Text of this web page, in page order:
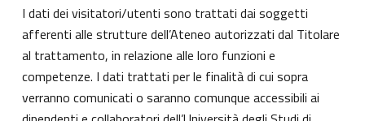
I dati dei visitatori/utenti sono trattati dai soggetti
afferenti alle strutture dell’Ateneo autorizzati dal Titolare
al trattamento, in relazione alle loro funzioni e
competenze. I dati trattati per le finalità di cui sopra
verranno comunicati o saranno comunque accessibili ai